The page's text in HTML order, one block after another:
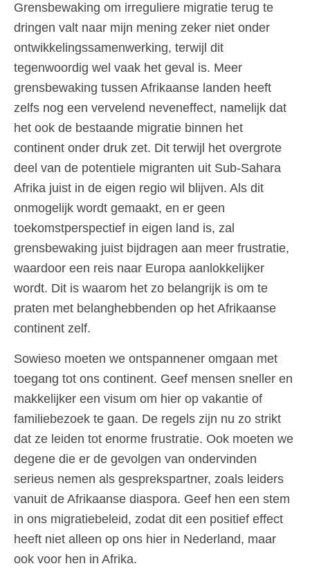
Grensbewaking om irreguliere migratie terug te
dringen valt naar mijn mening zeker niet onder
ontwikkelingssamenwerking, terwijl dit
tegenwoordig wel vaak het geval is. Meer
grensbewaking tussen Afrikaanse landen heeft
zelfs nog een vervelend neveneffect, namelijk dat
het ook de bestaande migratie binnen het
continent onder druk zet. Dit terwijl het overgrote
deel van de potentiele migranten uit Sub-Sahara
Afrika juist in de eigen regio wil blijven. Als dit
onmogelijk wordt gemaakt, en er geen
toekomstperspectief in eigen land is, zal
grensbewaking juist bijdragen aan meer frustratie,
waardoor een reis naar Europa aanlokkelijker
wordt. Dit is waarom het zo belangrijk is om te
praten met belanghebbenden op het Afrikaanse
continent zelf.
Sowieso moeten we ontspannener omgaan met
toegang tot ons continent. Geef mensen sneller en
makkelijker een visum om hier op vakantie of
familiebezoek te gaan. De regels zijn nu zo strikt
dat ze leiden tot enorme frustratie. Ook moeten we
degene die er de gevolgen van ondervinden
serieus nemen als gesprekspartner, zoals leiders
vanuit de Afrikaanse diaspora. Geef hen een stem
in ons migratiebeleid, zodat dit een positief effect
heeft niet alleen op ons hier in Nederland, maar
ook voor hen in Afrika.